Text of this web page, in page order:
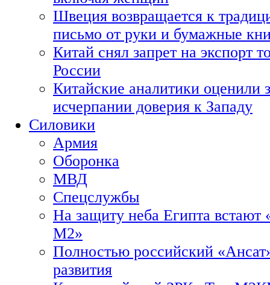
Швеция возвращается к
письмо от руки и бумажные
Китай снял запрет на экспорт
России
Китайские аналитики оценили
исчерпании доверия к Западу
Силовики
Армия
Оборонка
МВД
Спецслужбы
На защиту неба Египта встают
М2»
Полностью российский
развития